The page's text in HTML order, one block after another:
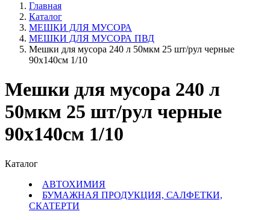
Главная
Каталог
МЕШКИ ДЛЯ МУСОРА
МЕШКИ ДЛЯ МУСОРА ПВД
Мешки для мусора 240 л 50мкм 25 шт/рул черные
90х140см 1/10
Мешки для мусора 240 л
50мкм 25 шт/рул черные
90х140см 1/10
Каталог
АВТОХИМИЯ
БУМАЖНАЯ ПРОДУКЦИЯ, САЛФЕТКИ,
СКАТЕРТИ